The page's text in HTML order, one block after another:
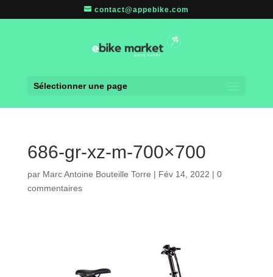
contact@appebike.com
Sélectionner une page
686-gr-xz-m-700×700
par Marc Antoine Bouteille Torre | Fév 14, 2022 | 0
commentaires